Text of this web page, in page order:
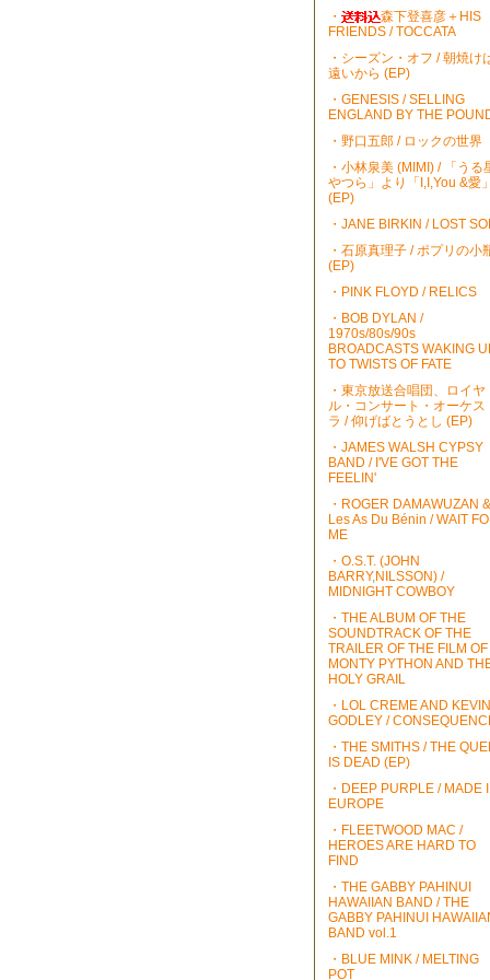
・
森下登喜彦＋HIS
FRIENDS / TOCCATA
・シーズン・オフ / 朝焼け
遠いから (EP)
・GENESIS / SELLING
ENGLAND BY THE
・野口五郎 / ロックの世界
・小林泉美 (MIMI) / 「うる
やつら」より「I,I,You &愛」
(EP)
・JANE BIRKIN / LOST
・石原真理子 / ポプリの小
(EP)
・PINK FLOYD / RELICS
・BOB DYLAN /
1970s/80s/90s
BROADCASTS WAKING
TO TWISTS OF FATE
・東京放送合唱団、ロイヤ
ル・コンサート・オーケス
ラ / 仰げばとうとし (EP)
・JAMES WALSH CYPSY
BAND / I'VE GOT THE
FEELIN'
・ROGER DAMAWUZAN &
Les As Du Bénin / WAIT
ME
・O.S.T. (JOHN
BARRY,NILSSON) /
MIDNIGHT COWBOY
・THE ALBUM OF THE
SOUNDTRACK OF THE
TRAILER OF THE FILM OF
MONTY PYTHON AND
HOLY GRAIL
・LOL CREME AND KEVIN
GODLEY /
・THE SMITHS / THE
IS DEAD (EP)
・DEEP PURPLE / MADE
EUROPE
・FLEETWOOD MAC /
HEROES ARE HARD TO
FIND
・THE GABBY PAHINUI
HAWAIIAN BAND / THE
GABBY PAHINUI
BAND vol.1
・BLUE MINK / MELTING
POT